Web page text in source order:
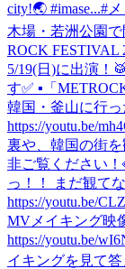
city!🌏 #imase...#
木場・若洲公園
ROCK FESTIVAL
5/19(日)に出演！
す✅ ▪︎「
韓国・釜山に行
https://youtu.be/
裏や、韓国の街
非ご覧ください！
っ！！ まだ観て
https://youtu.be/
MVメイキング映
https://youtu.be/
イキングを見て